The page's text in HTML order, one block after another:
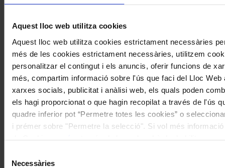
Aquest lloc web utilitza cookies
Aquest lloc web utilitza cookies estrictament necessàries
més de les cookies estrictament necessàries, utilitzem
personalitzar el contingut i els anuncis, oferir funcions de
més, compartim informació sobre l'ús que faci del Lloc Web
xarxes socials, publicitat i anàlisi web, els quals poden
els hagi proporcionat o que hagin recopilat a través de l'ús
quadre inferior pot “Permetre totes les cookies” o
i prémer sobre "Permetre la selecció". Si vol més
Necessàries